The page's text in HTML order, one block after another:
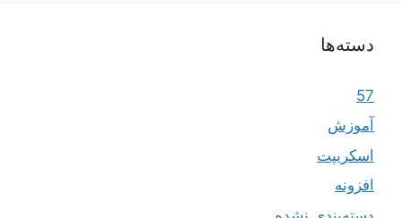
دسته‌ها
57
آموزش
اسکریپت
افزونه